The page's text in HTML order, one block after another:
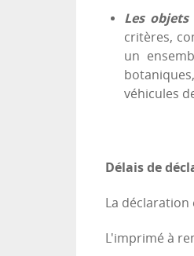
Les
critères,
un
véhicules
Délais de
La
L'imprimé à